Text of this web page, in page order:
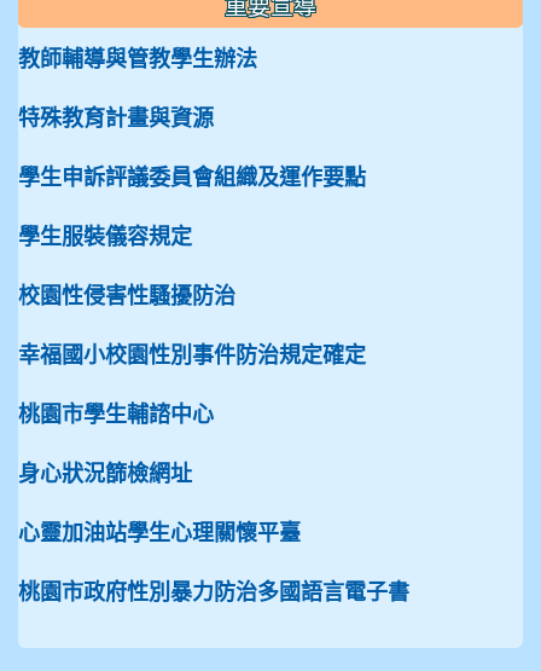
重要宣導
教師輔導與管教學生辦法
特殊教育計畫與資源
學生申訴評議委員會組織及運作要點
學生服裝儀容規定
校園性侵害性騷擾防治
幸福國小校園性別事件防治規定確定
桃園市學生輔諮中心
身心狀況篩檢網址
心靈加油站學生心理關懷平臺
桃園市政府性別暴力防治多國語言電子書